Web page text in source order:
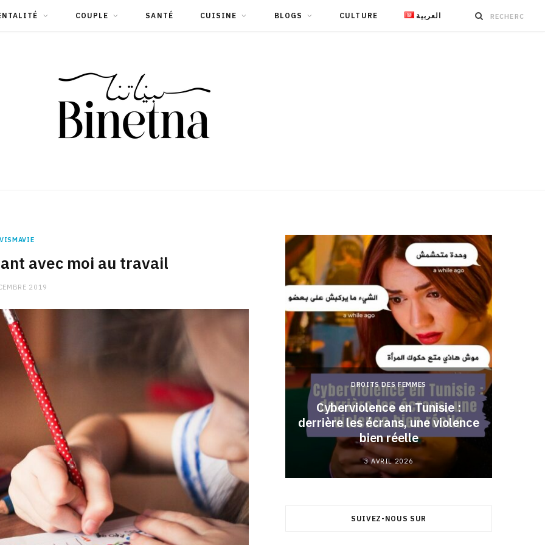
COUPLE SANTÉ CUISINE BLOGS CULTURE العربية
avec moi au travail
2019
CHARGE MENTALE
Stress après le travail :
comment relâcher la pression
9 JANVIER 2026
DROITS DES FEMMES
Cyberviolence en Tunisie :
derrière les écrans, une violence
bien réelle
3 AVRIL 2026
SUIVEZ-NOUS SUR